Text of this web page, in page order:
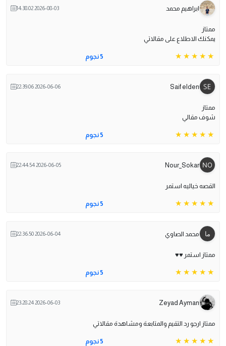
ابراهيم محمد 2026-08-03 14:38:02
ممتاز
يمكنك الاطلاع على مقالاتي
5 نجوم
Saif elden
2026-06-06 22:39:06
ممتاز
شوف مقالي
5 نجوم
Nour_Sokar
2026-06-05 22:44:54
القصه خياليه استمر
5 نجوم
محمد الصاوي 2026-06-04 22:36:50
ممتاز استمر ♥️♥️
5 نجوم
Zeyad Ayman
2026-06-03 23:28:24
ممتاز ارجو رد التقيم والمتابعة ومشاهدة مقالاتي
5 نجوم